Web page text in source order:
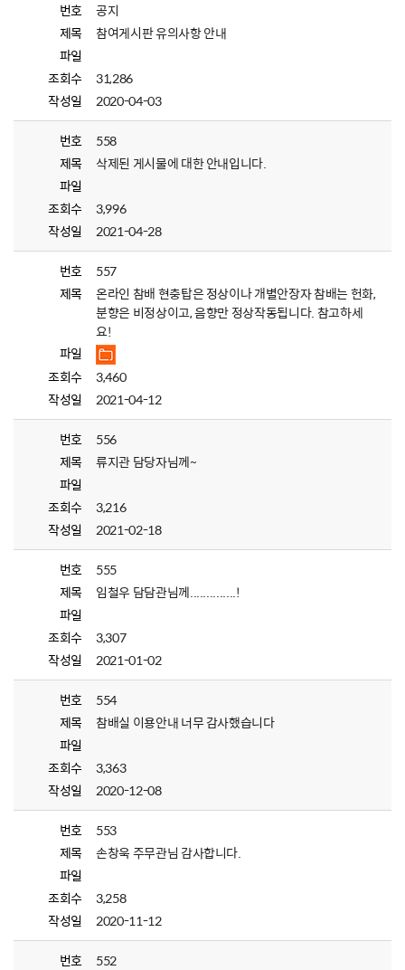
번호
공지
제목
참여게시판 유의사항 안내
파일
조회수
31,286
작성일
2020-04-03
번호
558
제목
삭제된 게시물에 대한 안내입니다.
파일
조회수
3,996
작성일
2021-04-28
번호
557
제목
온라인 참배 현충탑은 정상이나 개별안장자 참배는 헌화,
분향은 비정상이고, 음향만 정상작동됩니다. 참고하세
요!
파일
조회수
3,460
작성일
2021-04-12
번호
556
제목
류지관 담당자님께~
파일
조회수
3,216
작성일
2021-02-18
번호
555
제목
임철우 담담관님께..............!
파일
조회수
3,307
작성일
2021-01-02
번호
554
제목
참배실 이용안내 너무 감사했습니다
파일
조회수
3,363
작성일
2020-12-08
번호
553
제목
손창욱 주무관님 감사합니다.
파일
조회수
3,258
작성일
2020-11-12
번호
552